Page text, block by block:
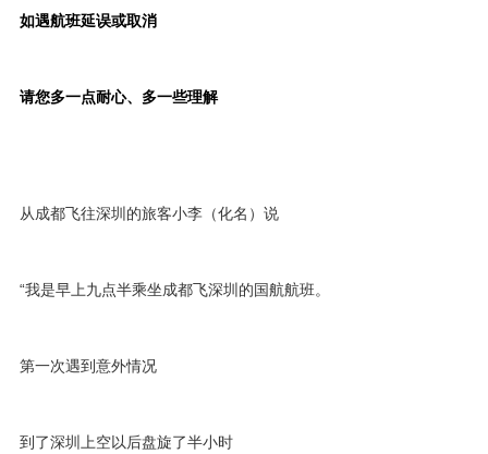
如遇航班延误或取消
请您多一点耐心、多一些理解
从成都飞往深圳的旅客小李（化名）说
“我是早上九点半乘坐成都飞深圳的国航航班。
第一次遇到意外情况
到了深圳上空以后盘旋了半小时